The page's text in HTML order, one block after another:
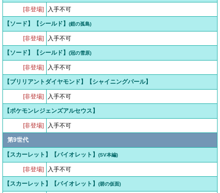
[非登場] 入手不可
【ソード】【シールド】 (鎧の孤島)
[非登場] 入手不可
【ソード】【シールド】 (冠の雪原)
[非登場] 入手不可
【ブリリアントダイヤモンド】【シャイニングパール】
[非登場] 入手不可
【ポケモンレジェンズアルセウス】
[非登場] 入手不可
第9世代
【スカーレット】【バイオレット】 (SV本編)
[非登場] 入手不可
【スカーレット】【バイオレット】 (碧の仮面)